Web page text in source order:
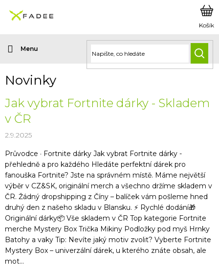
obsah
Novinky
V
p
i
č
l
á
n
k
ů
Jak vybrat Fortnite dárky - Skladem
v ČR
2.9.2025
Průvodce · Fortnite dárky Jak vybrat Fortnite dárky -
přehledně a pro každého Hledáte perfektní dárek pro
fanouška Fortnite? Jste na správném místě. Máme největší
výběr v CZ&SK, originální merch a všechno držíme skladem v
ČR. Žádný dropshipping z Číny – balíček vám pošleme hned
druhý den z našeho skladu v Blansku. ⚡ Rychlé dodání🎁
Originální dárky📦 Vše skladem v ČR Top kategorie Fortnite
merche Mystery Box Trička Mikiny Podložky pod myš Hrnky
Batohy a vaky Tip: Nevíte jaký motiv zvolit? Vyberte Fortnite
Mystery Box – univerzální dárek, u kterého znáte obsah, ale
mot...